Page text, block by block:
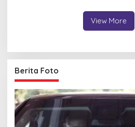
View More
Berita Foto